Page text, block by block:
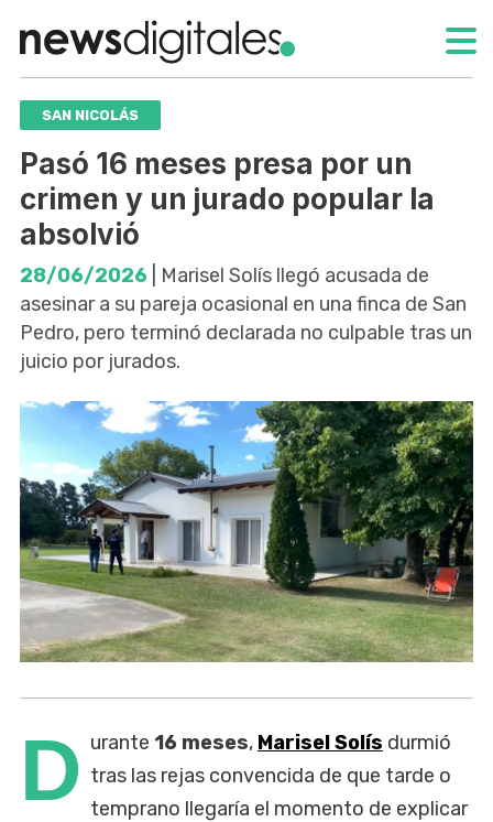
SAN NICOLÁS
Pasó 16 meses presa por un
crimen y un jurado popular la
absolvió
28/06/2026 | Marisel Solís llegó acusada de
asesinar a su pareja ocasional en una finca de San
Pedro, pero terminó declarada no culpable tras un
juicio por jurados.
D urante 16 meses, Marisel Solís durmió
tras las rejas convencida de que tarde o
temprano llegaría el momento de explicar